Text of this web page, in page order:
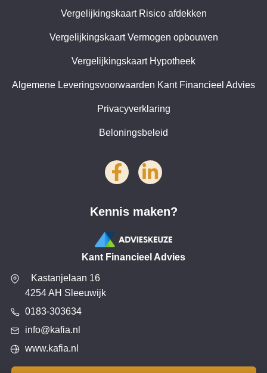
Vergelijkingskaart Risico afdekken
Vergelijkingskaart Vermogen opbouwen
Vergelijkingskaart Hypotheek
Algemene Leveringsvoorwaarden Kant Financieel Advies
Privacyverklaring
Beloningsbeleid
Kennis maken?
Kant Financieel Advies
Kastanjelaan 16
4254 AH Sleeuwijk
0183-303634
info@kafia.nl
www.kafia.nl